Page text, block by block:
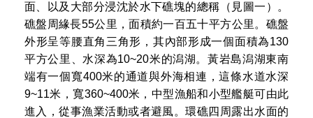
面、以及大部分浸沈於水下礁塊的總稱（見圖一）。
礁盤周緣長55公里，面積約一百五十平方公里。礁盤
外形呈等腰直角三角形，其內部形成一個面積為130
平方公里、水深為10~20米的潟湖。黃岩島潟湖東南
端有一個寬400米的通道與外海相連，這條水道水深
9~11米，寬360~400米，中型漁船和小型艦艇可由此
進入，從事漁業活動或者避風。環礁四周露出水面的